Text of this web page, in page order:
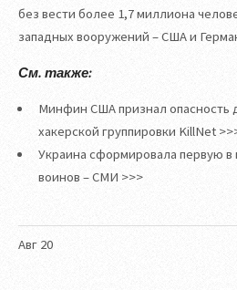
Авг 20
без вести более 1,7 миллиона
западных вооружений – США и
См. также:
Минфин США признал опасность
хакерской группировки KillNet
Украина сформировала первую
воинов – СМИ >>>